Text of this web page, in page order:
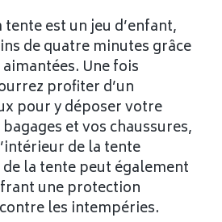
est un jeu d’enfant,
de quatre minutes grâce
Une fois
profiter d’un
pour y déposer votre
et vos chaussures,
de la tente
de la tente peut également
une protection
les intempéries.